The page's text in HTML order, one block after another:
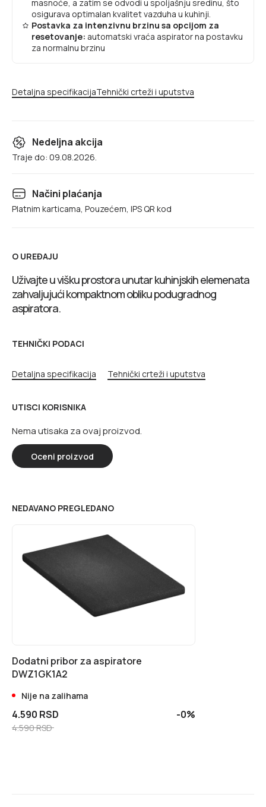
masnoće, a zatim se odvodi u spoljašnju sredinu, što
osigurava optimalan kvalitet vazduha u kuhinji.
Postavka za intenzivnu brzinu sa opcijom za
resetovanje: automatski vraća aspirator na postavku
za normalnu brzinu
Detaljna specifikacijaTehnički crteži i uputstva
Nedeljna akcija
Traje do: 09.08.2026.
Načini plaćanja
Platnim karticama, Pouzećem, IPS QR kod
O UREĐAJU
Uživajte u višku prostora unutar kuhinjskih elemenata
zahvaljujući kompaktnom obliku podugradnog
aspiratora.
TEHNIČKI PODACI
Detaljna specifikacija Tehnički crteži i uputstva
UTISCI KORISNIKA
Nema utisaka za ovaj proizvod.
Oceni proizvod
NEDAVANO PREGLEDANO
Dodatni pribor za aspiratore
DWZ1GK1A2
Nije na zalihama
4.590 RSD
4.590 RSD
-0%